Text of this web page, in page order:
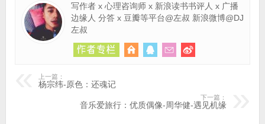
写作者 x 心理咨询师 x 新浪读书书评人 x 广播
边缘人 分答 x 豆瓣等平台@左叔 新浪微博@DJ
左叔
上一篇：
杨宗纬-原色：还魂记
下一篇：
音乐爱旅行：优质偶像-周华健-遇见机缘